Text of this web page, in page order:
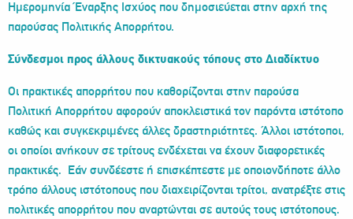
Ημερομηνία Έναρξης Ισχύος που δημοσιεύεται στην αρχή της
παρούσας Πολιτικής Απορρήτου.
Σύνδεσμοι προς άλλους δικτυακούς τόπους στο Διαδίκτυο
Οι πρακτικές απορρήτου που καθορίζονται στην παρούσα
Πολιτική Απορρήτου αφορούν αποκλειστικά τον παρόντα ιστότοπο
καθώς και συγκεκριμένες άλλες δραστηριότητες. Άλλοι ιστότοποι,
οι οποίοι ανήκουν σε τρίτους ενδέχεται να έχουν διαφορετικές
πρακτικές. Εάν συνδέεστε ή επισκέπτεστε με οποιονδήποτε άλλο
τρόπο άλλους ιστότοπους που διαχειρίζονται τρίτοι, ανατρέξτε στις
πολιτικές απορρήτου που αναρτώνται σε αυτούς τους ιστότοπους.